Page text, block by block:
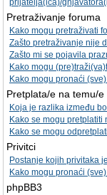
prijatelja(ica)/
Pretraživanje foruma
Kako mogu pretraživati
Zašto pretraživanje nije
Zašto mi se pojavila
Kako mogu
Kako mogu pronaći
Pretplata/e na temu/
Koja je razlika između
Kako se mogu pretplatiti
Kako se mogu
Privitci
Postanje kojih privitaka
Kako mogu pronaći
phpBB3